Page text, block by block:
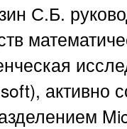
С.Б.
активно